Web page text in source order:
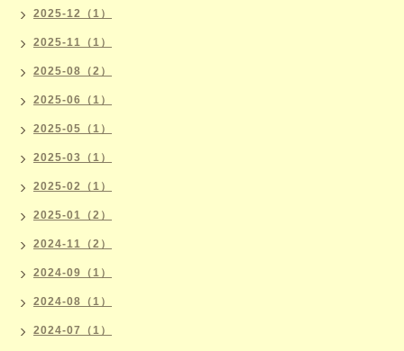
2025-12（1）
2025-11（1）
2025-08（2）
2025-06（1）
2025-05（1）
2025-03（1）
2025-02（1）
2025-01（2）
2024-11（2）
2024-09（1）
2024-08（1）
2024-07（1）